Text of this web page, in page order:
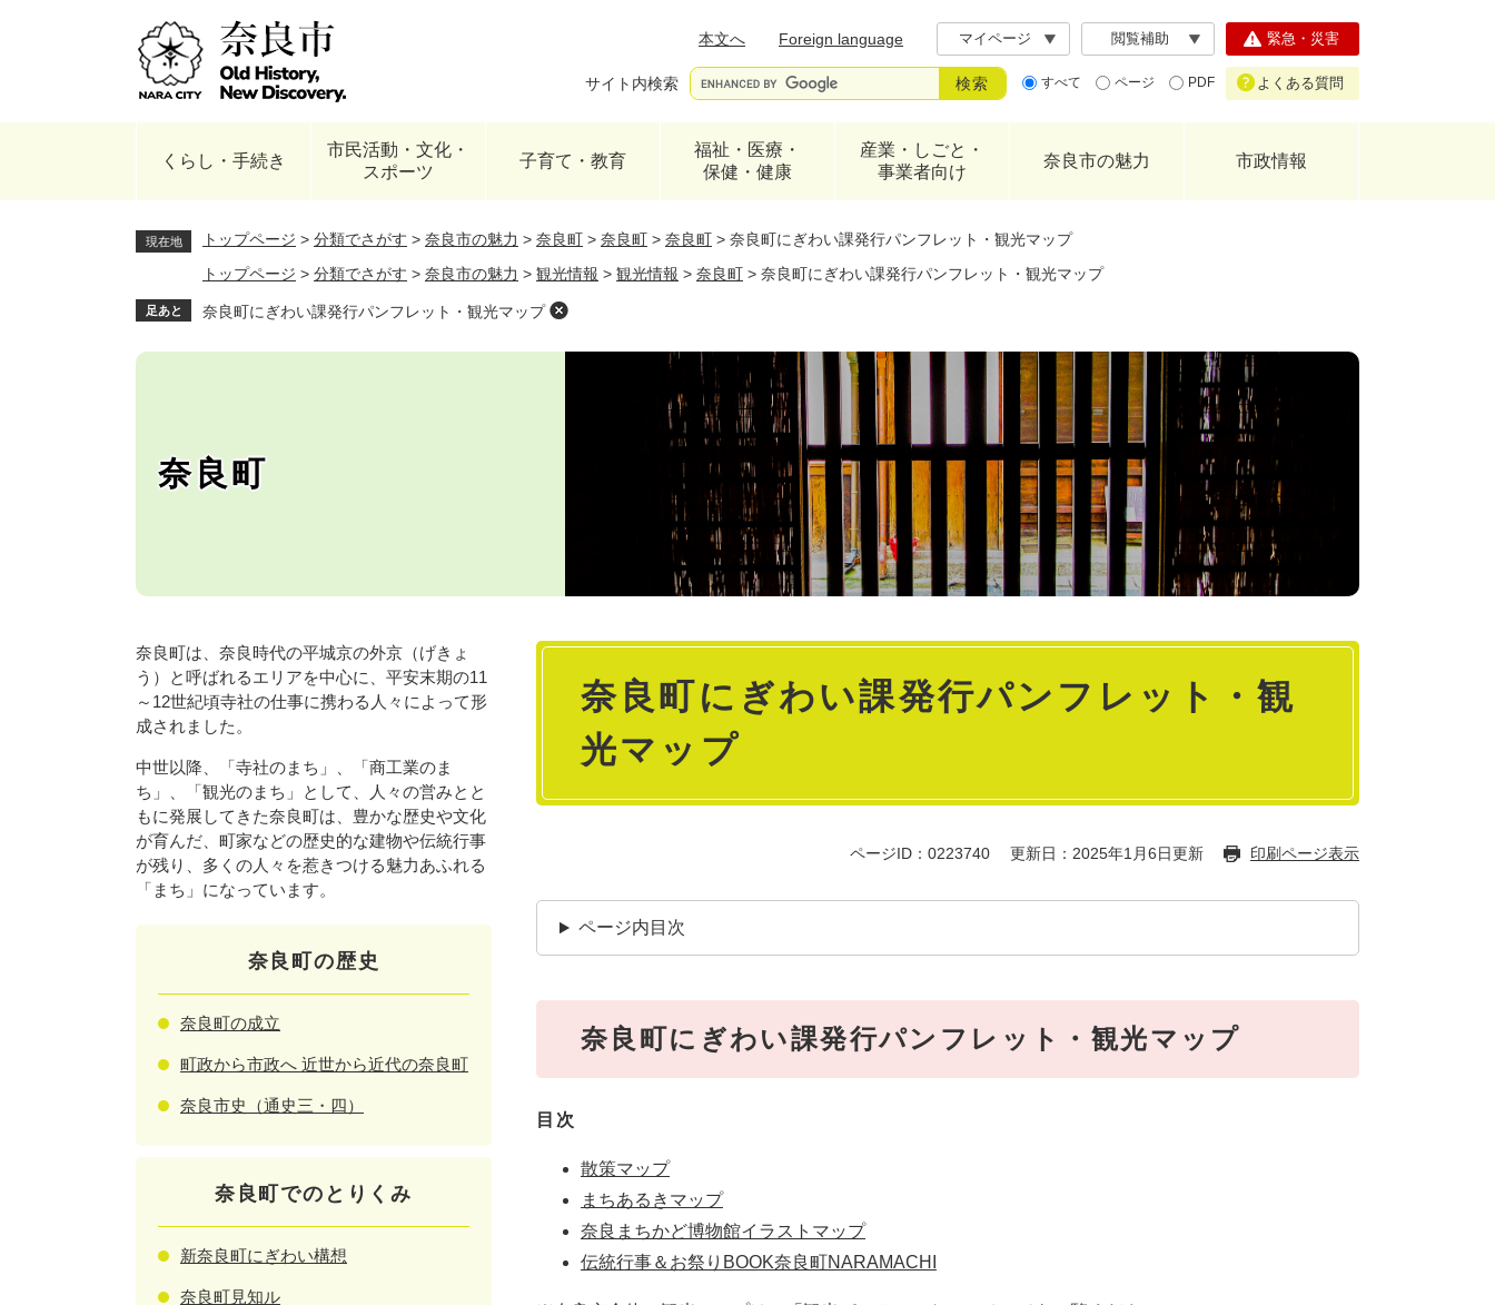
本文へ
Foreign language マイページ 閲覧補助
サイト内検索 すべて ページ PDF
緊急・災害
よくある質問
くらし・手続き
市民活動・文化・
スポーツ
子育て・教育
福祉・医療・
保健・健康
産業・しごと・
事業者向け
奈良市の魅力 市政情報
現在地 トップページ > 分類でさがす > 奈良市の魅力 > 奈良町 > 奈良町 > 奈良町 > 奈良町にぎわい課発行パンフレット・観光マップ
トップページ > 分類でさがす > 奈良市の魅力 > 観光情報 > 観光情報 > 奈良町 > 奈良町にぎわい課発行パンフレット・観光マップ
足あと 奈良町にぎわい課発行パンフレット・観光マップ
奈良町
本
奈良町にぎわい課発行パンフレット・観
光マップ
ページID：0223740 更新日：2025年1月6日更新 印刷ページ表示
ページ内目次
奈良町にぎわい課発行パンフレット・観光マップ
目次
散策マップ
まちあるきマップ
奈良まちかど博物館イラストマップ
伝統行事＆お祭りBOOK奈良町NARAMACHI
奈良町は、奈良時代の平城京の外京（げきょ
う）と呼ばれるエリアを中心に、平安末期の11
～12世紀頃寺社の仕事に携わる人々によって形
成されました。
中世以降、「寺社のまち」、「商工業のま
ち」、「観光のまち」として、人々の営みとと
もに発展してきた奈良町は、豊かな歴史や文化
が育んだ、町家などの歴史的な建物や伝統行事
が残り、多くの人々を惹きつける魅力あふれる
「まち」になっています。
奈良町の歴史
奈良町の成立
町政から市政へ 近世から近代の奈良町
奈良市史（通史三・四）
奈良町でのとりくみ
新奈良町にぎわい構想
奈良町見知ル